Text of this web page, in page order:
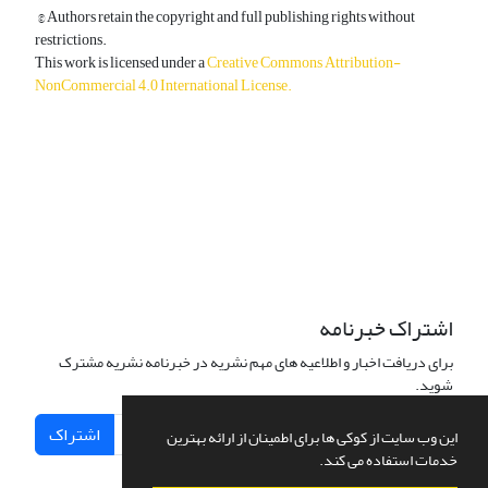
این وب سایت از کوکی ها برای اطمینان از ارائه بهترین
خدمات استفاده می کند.
© Authors retain the copyright and full publishing rights without
restrictions.
This work is licensed under aCreative Commons Attribution-
NonCommercial 4.0 International License.
اشتراک خبرنامه
برای دریافت اخبار و اطلاعیه های مهم نشریه در خبرنامه نشریه مشترک
شوید.
اشتراک